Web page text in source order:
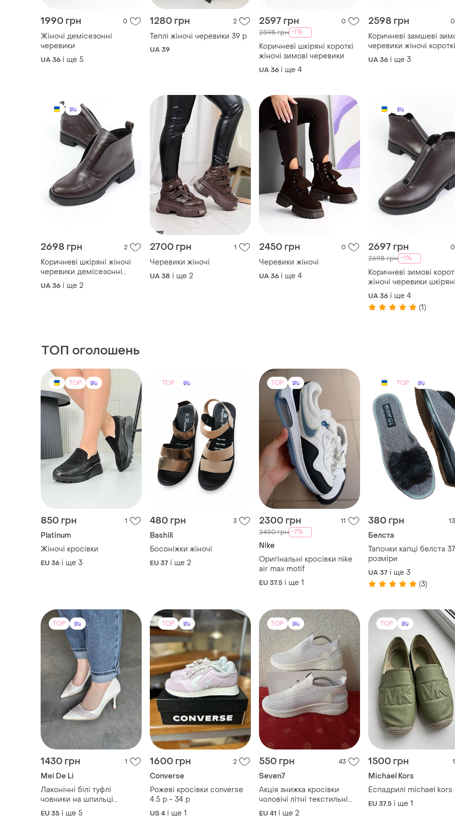
2698 грн 2
Коричневі шкіряні жіночі
черевики демісезонні
короткіі ще
2700 грн 1
Черевики жіночі
UA 38 і ще 2
2450 грн 0
Черевики жіночі
UA 36 і ще 4
2697 грн 0
2698 грн -1%
Коричневі зимові
жіночі черевики
класичні
ТОП оголошень
850 грн 1
Platinum
Жіночі кросівки
EU 36 і ще
480 грн 3
Bashili
Босоніжки жіночі
EU 37 і ще
2300 грн 11
2450 грн -7%
Nike
Оригінальні кросівки nike
air max motif
EU 37.5 і ще 1
TOP
380 грн 13
Белста
Тапочки капці белста
розміри
і ще 3
TOP
1430 грн
Mei De Li
Лаконічні білі туфлі
човники на шпильці
каблуку з гострим носком
декоративною смужкою
вставкою зі стразів
класичні базові шкіряні
мінімалістичні
EU 35 і ще
TOP
1600 грн 2
Converse
Рожеві кросівки converse
4.5 р - 34 р
US 4 і ще 1
TOP
550 грн 43
Seven7
Акція знижка кросівки
чоловічі літні текстильні
білі легенькі seven
EU 41 і ще 2
TOP
1500 грн
Michael Kors
Еспадрилі michael kors
EU 37.5 і ще 1